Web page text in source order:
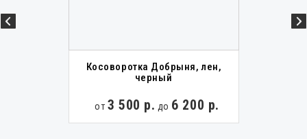
Косоворотка Добрыня, лен,
черный
от 3 500 р. до 6 200 р.